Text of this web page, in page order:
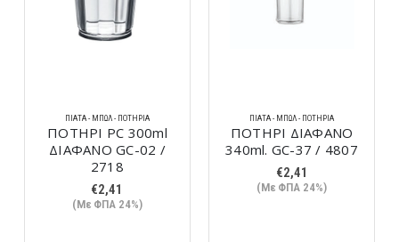
ΠΙΆΤΑ - ΜΠΩΛ - ΠΟΤΉΡΙΑ
ΠΟΤΗΡΙ PC 300ml
ΔΙΑΦΑΝΟ GC-02 /
2718
€2,41
(Με ΦΠΑ 24%)
ΠΙΆΤΑ - ΜΠΩΛ - ΠΟΤΉΡΙΑ
ΠΟΤΗΡΙ ΔΙΑΦΑΝΟ
340ml. GC-37 / 4807
€2,41
(Με ΦΠΑ 24%)